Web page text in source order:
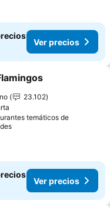
Ver precios
favoritos
23.102
temáticos de
Ver precios